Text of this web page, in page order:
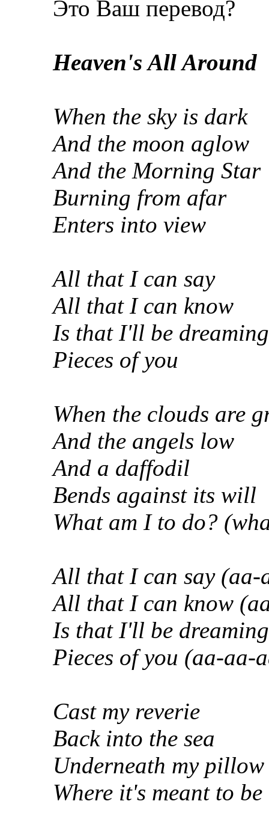
Это Ваш перевод?
Heaven's All Around
When the sky is dark
And the moon aglow
And the Morning Star
Burning from afar
Enters into view
All that I can say
All that I can know
Is that I'll be dreaming
Pieces of you
When the clouds are
And the angels low
And a daffodil
Bends against its will
What am I to do?
All that I can say (aa-
All that I can know
Is that I'll be
Pieces of you (aa-aa-
Cast my reverie
Back into the sea
Underneath my pillow
Where it's meant to be